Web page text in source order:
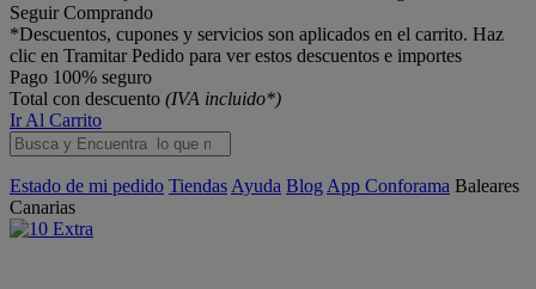
Seguir Comprando
*Descuentos, cupones y servicios son aplicados en el carrito. Haz
clic en Tramitar Pedido para ver estos descuentos e importes
Pago 100% seguro
Total con descuento (IVA incluido*)
Ir Al Carrito
Estado de mi pedido Tiendas Ayuda Blog App Conforama Baleares
Canarias